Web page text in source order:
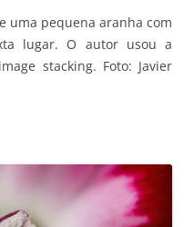
uma pequena aranha com
lugar. O autor usou a
stacking. Foto: Javier